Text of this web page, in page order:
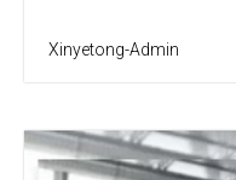
Xinyetong-Admin